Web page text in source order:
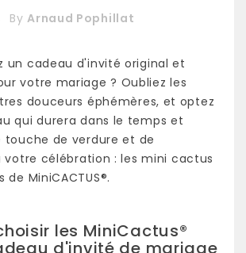
ByArnaud Pophillat
un cadeau d'invité original et
votre mariage ? Oubliez les
douceurs éphémères, et optez
qui durera dans le temps et
touche de verdure et de
votre célébration : les mini cactus
MiniCACTUS®.
les MiniCactus®
d'invité de mariage